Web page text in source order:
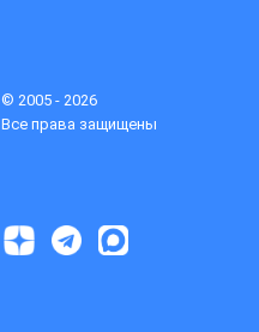
© 2005 - 2026
Все права защищены